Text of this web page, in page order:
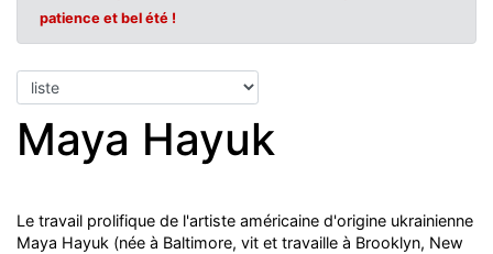
patience et bel été !
Maya Hayuk
Le travail prolifique de l'artiste américaine d'origine ukrainienne
Maya Hayuk (née à Baltimore, vit et travaille à Brooklyn, New